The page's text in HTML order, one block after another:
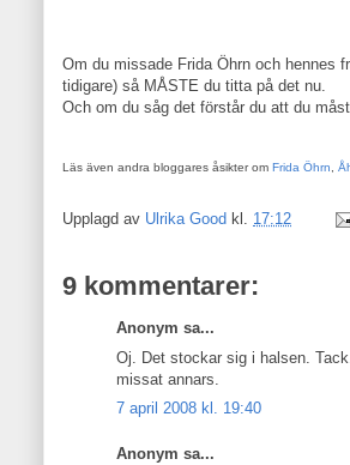
Om du missade Frida Öhrn och hennes
tidigare) så MÅSTE du titta på det nu.
Och om du såg det förstår du att du
Läs även andra bloggares åsikter om Frida Öhrn
Upplagd av Ulrika Good kl. 17:12
9 kommentarer:
Anonym sa...
Oj. Det stockar sig i halsen.
missat annars.
7 april 2008 kl. 19:40
Anonym sa...